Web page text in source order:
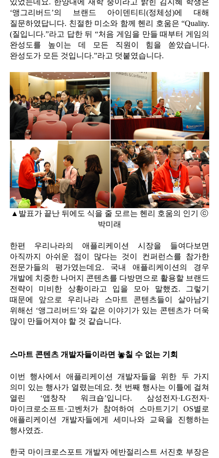
있었는데요. 한양대에 재학 중이라고 밝힌 김지혜 학생은
‘앵그리버드’의 브랜드 아이덴티티(정체성)에 대해
질문하였답니다. 친절한 미소와 함께 헨리 호움은 “Quality.
(질입니다.”라고 답한 뒤 “처음 게임을 만들 때부터 게임의
완성도를 높이는 데 모든 직원이 힘을 쏟았습니다.
완성도가 모든 것입니다.”라고 덧붙였습니다.
▲발표가 끝난 뒤에도 식을 줄 모르는 헨리 호움의 인기 ⓒ
박미래
한편 우리나라의 애플리케이션 시장을 들여다보면
아직까지 아쉬운 점이 많다는 것이 컨퍼런스를 참가한
전문가들의 평가였는데요. 국내 애플리케이션의 경우
개발에 치중한 나머지 콘텐츠를 다방면으로 활용할 브랜드
전략이 미비한 상황이라고 입을 모아 말했죠. 그렇기
때문에 앞으로 우리나라 스마트 콘텐츠들이 살아남기
위해선 ‘앵그리버드’와 같은 이야기가 있는 콘텐츠가 더욱
많이 만들어져야 할 것 같습니다.
스마트 콘텐츠 개발자들이라면 놓칠 수 없는 기회
이번 행사에서 애플리케이션 개발자들을 위한 두 가지
의미 있는 행사가 열렸는데요. 첫 번째 행사는 이틀에 걸쳐
열린 ‘앱창작 워크숍’입니다. 삼성전자·LG전자·
마이크로소프트·고벤처가 참여하여 스마트기기 OS별로
애플리케이션 개발자들에게 세미나와 교육을 진행하는
행사였죠.
한국 마이크로스포트 개발자 에반절리스트 서진호 부장은